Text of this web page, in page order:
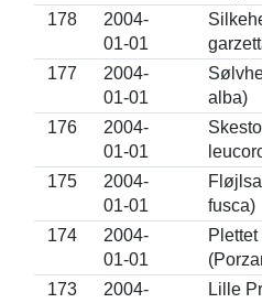
178
2004-
01-01
177
2004-
01-01
alba)
176
2004-
01-01
175
2004-
01-01
fusca)
174
2004-
01-01
Plettet
173
2004-
Lille